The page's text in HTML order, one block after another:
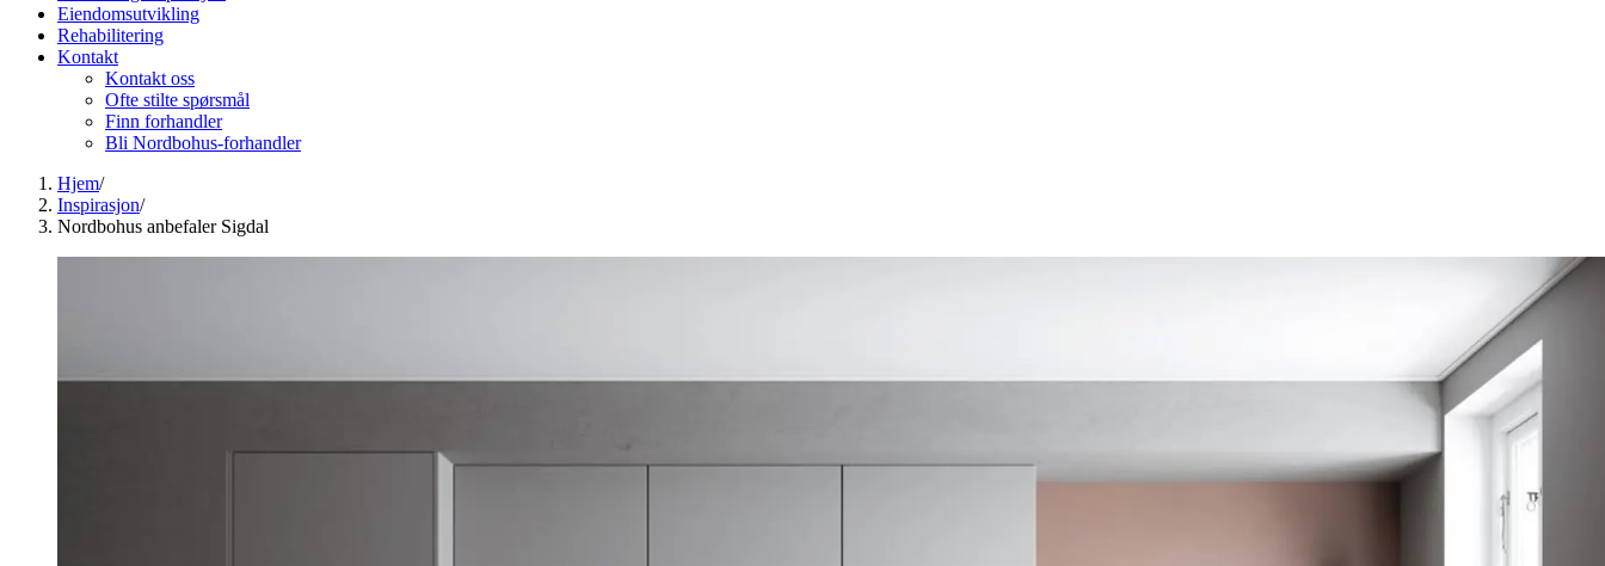
Eiendomsutvikling
Rehabilitering
Kontakt
Kontakt oss
Ofte stilte spørsmål
Finn forhandler
Bli Nordbohus-forhandler
Hjem/
Inspirasjon/
Nordbohus anbefaler Sigdal